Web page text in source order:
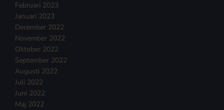
Februari 2023
Januari 2023
December 2022
November 2022
Oktober 2022
September 2022
Augusti 2022
Juli 2022
Juni 2022
Maj 2022